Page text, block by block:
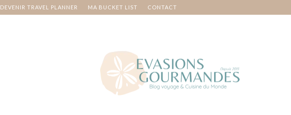
DEVENIR TRAVEL PLANNER MA BUCKET LIST CONTACT